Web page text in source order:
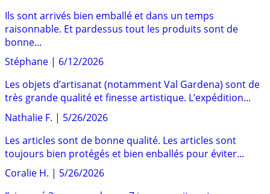
Ils sont arrivés bien emballé et dans un temps
raisonnable. Et pardessus tout les produits sont de
bonne...
Stéphane | 6/12/2026
Les objets d’artisanat (notamment Val Gardena) sont de
très grande qualité et finesse artistique. L’expédition...
Nathalie F. | 5/26/2026
Les articles sont de bonne qualité. Les articles sont
toujours bien protégés et bien enballés pour éviter...
Coralie H. | 5/26/2026